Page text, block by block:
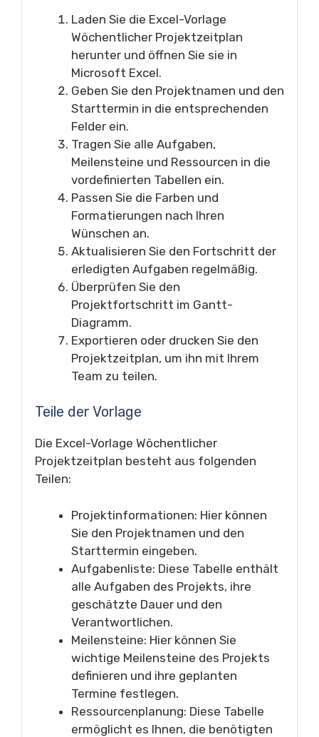
Laden Sie die Excel-Vorlage
Wöchentlicher Projektzeitplan
herunter und öffnen Sie sie in
Microsoft Excel.
Geben Sie den Projektnamen und den
Starttermin in die entsprechenden
Felder ein.
Tragen Sie alle Aufgaben,
Meilensteine und Ressourcen in die
vordefinierten Tabellen ein.
Passen Sie die Farben und
Formatierungen nach Ihren
Wünschen an.
Aktualisieren Sie den Fortschritt der
erledigten Aufgaben regelmäßig.
Überprüfen Sie den
Projektfortschritt im Gantt-
Diagramm.
Exportieren oder drucken Sie den
Projektzeitplan, um ihn mit Ihrem
Team zu teilen.
Teile der Vorlage
Die Excel-Vorlage Wöchentlicher
Projektzeitplan besteht aus folgenden
Teilen:
Projektinformationen: Hier können
Sie den Projektnamen und den
Starttermin eingeben.
Aufgabenliste: Diese Tabelle enthält
alle Aufgaben des Projekts, ihre
geschätzte Dauer und den
Verantwortlichen.
Meilensteine: Hier können Sie
wichtige Meilensteine des Projekts
definieren und ihre geplanten
Termine festlegen.
Ressourcenplanung: Diese Tabelle
ermöglicht es Ihnen, die benötigten